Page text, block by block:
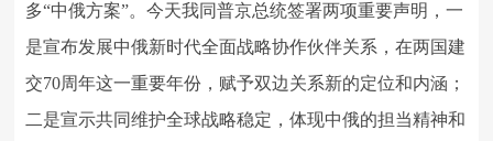
多“中俄方案”。今天我同普京总统签署两项重要声明，一
是宣布发展中俄新时代全面战略协作伙伴关系，在两国建
交70周年这一重要年份，赋予双边关系新的定位和内涵；
二是宣示共同维护全球战略稳定，体现中俄的担当精神和